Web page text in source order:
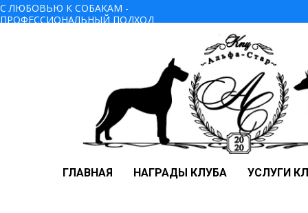
ГЛАВНАЯ НАГРАДЫ КЛУБА УСЛУГИ
С ЛЮБОВЬЮ К СОБАКАМ -
ПРОФЕССИОНАЛЬНЫЙ ПОДХОД